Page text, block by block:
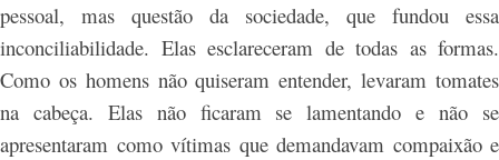
pessoal, mas questão da sociedade, que fundou essa
inconciliabilidade. Elas esclareceram de todas as formas.
Como os homens não quiseram entender, levaram tomates
na cabeça. Elas não ficaram se lamentando e não se
apresentaram como vítimas que demandavam compaixão e